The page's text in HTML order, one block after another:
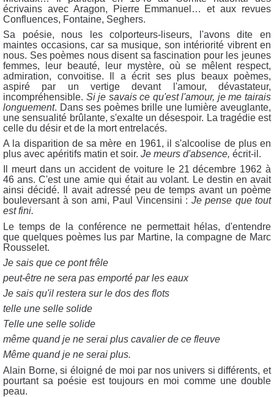
écrivains avec Aragon, Pierre Emmanuel… et aux revues
Confluences, Fontaine, Seghers.
Sa poésie, nous les colporteurs-liseurs, l'avons dite en
maintes occasions, car sa musique, son intériorité vibrent en
nous. Ses poèmes nous disent sa fascination pour les jeunes
femmes, leur beauté, leur mystère, où se mêlent respect,
admiration, convoitise. Il a écrit ses plus beaux poèmes,
aspiré par un vertige devant l'amour, dévastateur,
incompréhensible. Si je savais ce qu'est l'amour, je me tairais
longuement. Dans ses poèmes brille une lumière aveuglante,
une sensualité brûlante, s'exalte un désespoir. La tragédie est
celle du désir et de la mort entrelacés.
A la disparition de sa mère en 1961, il s'alcoolise de plus en
plus avec apéritifs matin et soir. Je meurs d'absence, écrit-il.
Il meurt dans un accident de voiture le 21 décembre 1962 à
46 ans. C'est une amie qui était au volant. Le destin en avait
ainsi décidé. Il avait adressé peu de temps avant un poème
bouleversant à son ami, Paul Vincensini : Je pense que tout
est fini.
Le temps de la conférence ne permettait hélas, d'entendre
que quelques poèmes lus par Martine, la compagne de Marc
Rousselet.
Je sais que ce pont frêle
peut-être ne sera pas emporté par les eaux
Je sais qu'il restera sur le dos des flots
telle une selle solide
Telle une selle solide
même quand je ne serai plus cavalier de ce fleuve
Même quand je ne serai plus.
Alain Borne, si éloigné de moi par nos univers si différents, et
pourtant sa poésie est toujours en moi comme une double
peau.